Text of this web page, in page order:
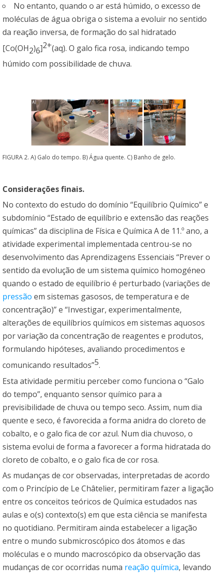
No entanto, quando o ar está húmido, o excesso de
moléculas de água obriga o sistema a evoluir no sentido
da reação inversa, de formação do sal hidratado
[Co(OH2)6]2+(aq). O galo fica rosa, indicando tempo
húmido com possibilidade de chuva.
FIGURA 2. A) Galo do tempo. B) Água quente. C) Banho de gelo.
Considerações finais.
No contexto do estudo do domínio “Equilíbrio Químico” e
subdomínio “Estado de equilíbrio e extensão das reações
químicas” da disciplina de Física e Química A de 11.º ano, a
atividade experimental implementada centrou-se no
desenvolvimento das Aprendizagens Essenciais “Prever o
sentido da evolução de um sistema químico homogéneo
quando o estado de equilíbrio é perturbado (variações de
pressão em sistemas gasosos, de temperatura e de
concentração)” e “Investigar, experimentalmente,
alterações de equilíbrios químicos em sistemas aquosos
por variação da concentração de reagentes e produtos,
formulando hipóteses, avaliando procedimentos e
comunicando resultados”5.
Esta atividade permitiu perceber como funciona o “Galo
do tempo”, enquanto sensor químico para a
previsibilidade de chuva ou tempo seco. Assim, num dia
quente e seco, é favorecida a forma anidra do cloreto de
cobalto, e o galo fica de cor azul. Num dia chuvoso, o
sistema evolui de forma a favorecer a forma hidratada do
cloreto de cobalto, e o galo fica de cor rosa.
As mudanças de cor observadas, interpretadas de acordo
com o Princípio de Le Châtelier, permitiram fazer a ligação
entre os conceitos teóricos de Química estudados nas
aulas e o(s) contexto(s) em que esta ciência se manifesta
no quotidiano. Permitiram ainda estabelecer a ligação
entre o mundo submicroscópico dos átomos e das
moléculas e o mundo macroscópico da observação das
mudanças de cor ocorridas numa reação química, levando